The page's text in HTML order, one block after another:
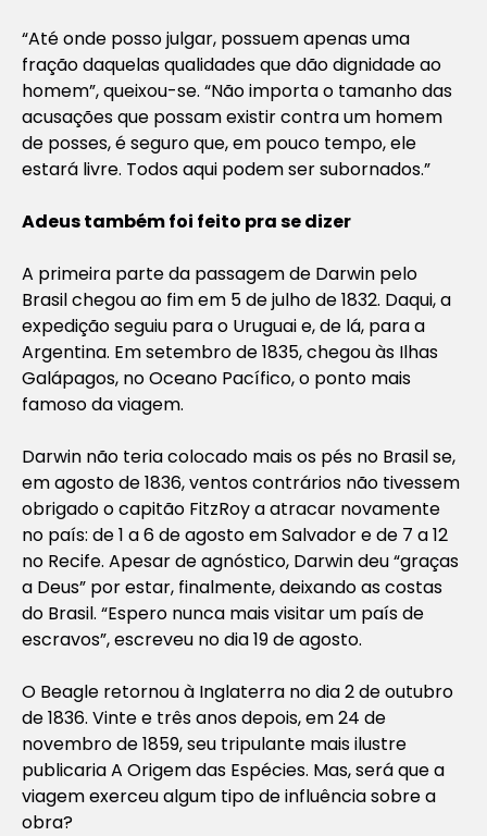
“Até onde posso julgar, possuem apenas uma
fração daquelas qualidades que dão dignidade ao
homem”, queixou-se. “Não importa o tamanho das
acusações que possam existir contra um homem
de posses, é seguro que, em pouco tempo, ele
estará livre. Todos aqui podem ser subornados.”
Adeus também foi feito pra se dizer
A primeira parte da passagem de Darwin pelo
Brasil chegou ao fim em 5 de julho de 1832. Daqui, a
expedição seguiu para o Uruguai e, de lá, para a
Argentina. Em setembro de 1835, chegou às Ilhas
Galápagos, no Oceano Pacífico, o ponto mais
famoso da viagem.
Darwin não teria colocado mais os pés no Brasil se,
em agosto de 1836, ventos contrários não tivessem
obrigado o capitão FitzRoy a atracar novamente
no país: de 1 a 6 de agosto em Salvador e de 7 a 12
no Recife. Apesar de agnóstico, Darwin deu “graças
a Deus” por estar, finalmente, deixando as costas
do Brasil. “Espero nunca mais visitar um país de
escravos”, escreveu no dia 19 de agosto.
O Beagle retornou à Inglaterra no dia 2 de outubro
de 1836. Vinte e três anos depois, em 24 de
novembro de 1859, seu tripulante mais ilustre
publicaria A Origem das Espécies. Mas, será que a
viagem exerceu algum tipo de influência sobre a
obra?